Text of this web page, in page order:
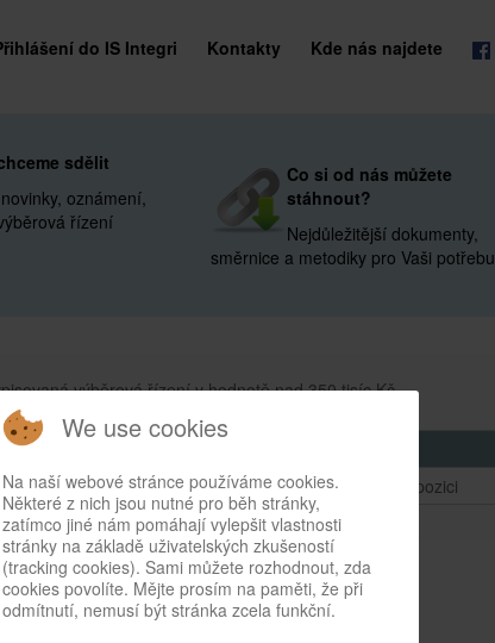
do IS Integri Kontakty Kde nás najdete
sdělit
oznámení,
řízení
Co si od nás můžete
stáhnout?
Nejdůležitější dokumenty,
směrnice a metodiky pro Vaši potřebu
výběrová řízení v hodnotě nad 350 tisíc Kč.
Žádné akce k dispozici
We use cookies
Na naší webové stránce používáme cookies.
Některé z nich jsou nutné pro běh stránky,
zatímco jiné nám pomáhají vylepšit vlastnosti
stránky na základě uživatelských zkušeností
(tracking cookies). Sami můžete rozhodnout, zda
cookies povolíte. Mějte prosím na paměti, že při
odmítnutí, nemusí být stránka zcela funkční.